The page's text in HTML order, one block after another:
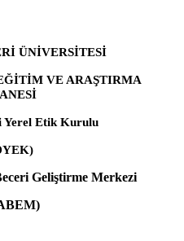
ÜNİVERSİTESİ
VE ARAŞTIRMA
Yerel Etik Kurulu
Geliştirme Merkezi